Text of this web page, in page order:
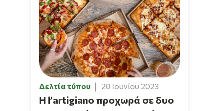
Δελτία τύπου 20 Ιουνίου 2023
Η l’artigiano προχωρά σε δυο